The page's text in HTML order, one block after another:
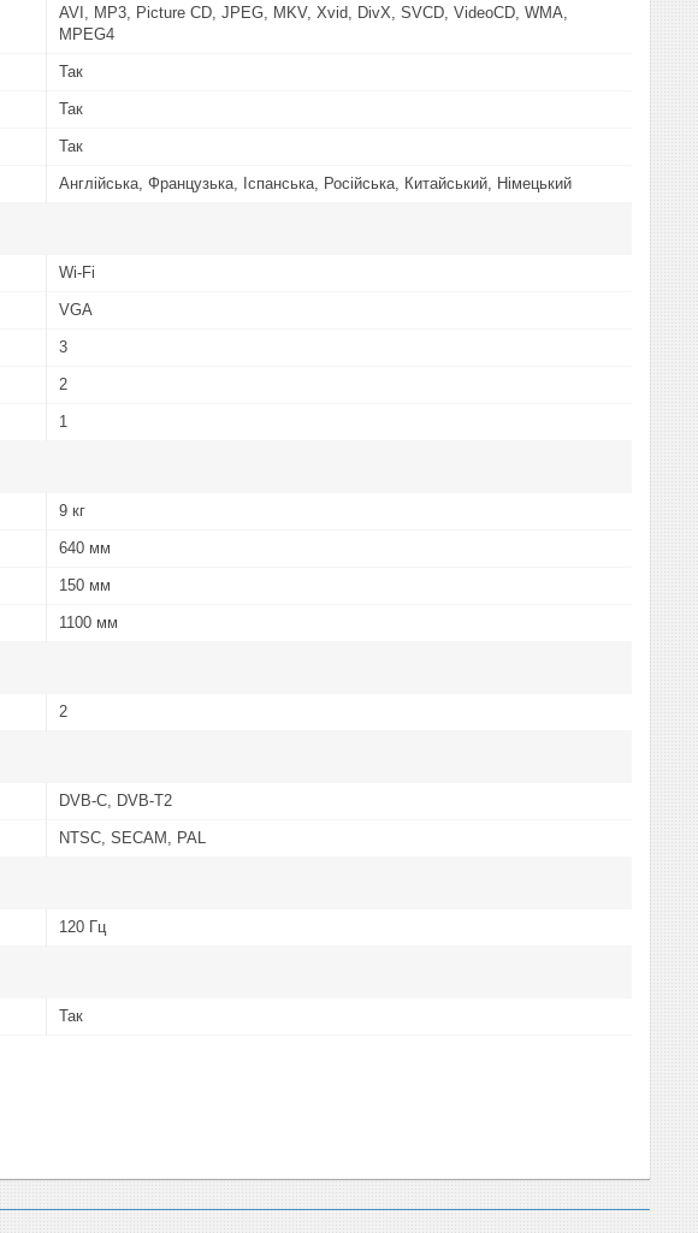
AVI, MP3, Picture CD, JPEG, MKV, Xvid, DivX, SVCD, VideoCD, WMA,
MPEG4
Так
Так
Так
Англійська, Французька, Іспанська, Російська, Китайський, Німецький
Wi-Fi
VGA
3
2
1
9 кг
640 мм
150 мм
1100 мм
2
DVB-C, DVB-T2
NTSC, SECAM, PAL
120 Гц
Так